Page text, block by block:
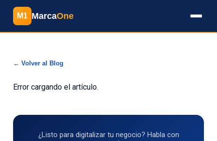
M1 MarcaOne
← Volver al Blog
Error cargando el artículo.
¿Listo para digitalizar tu negocio? Habla con